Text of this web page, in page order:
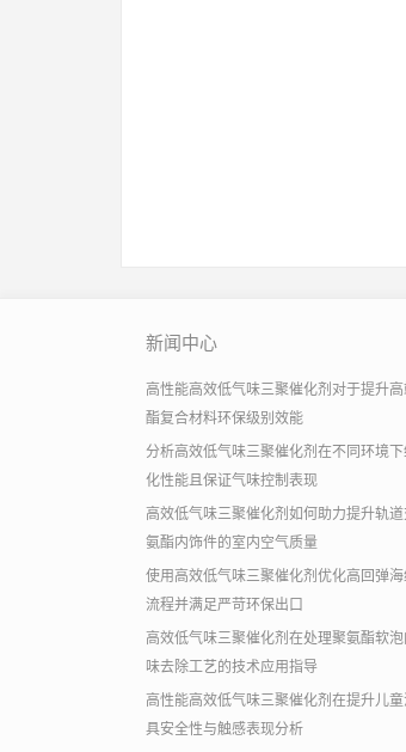
新闻中心
高性能高效低气味三聚催化剂对于提升
酯复合材料环保级别效能
分析高效低气味三聚催化剂在不同环境
化性能且保证气味控制表现
高效低气味三聚催化剂如何助力提升轨
氨酯内饰件的室内空气质量
使用高效低气味三聚催化剂优化高回弹海
流程并满足严苛环保出口
高效低气味三聚催化剂在处理聚氨酯软
味去除工艺的技术应用指导
高性能高效低气味三聚催化剂在提升儿
具安全性与触感表现分析